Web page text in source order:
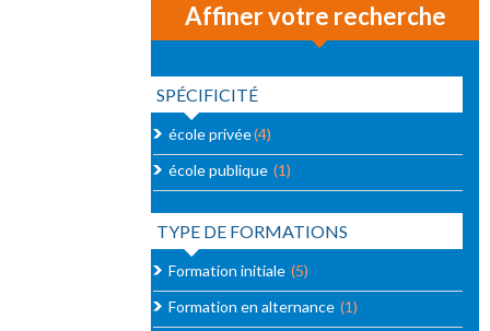
Affiner votre recherche
SPÉCIFICITÉ
école privée(4)
école publique (1)
TYPE DE FORMATIONS
Formation initiale (5)
Formation en alternance (1)